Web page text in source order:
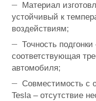
Материал
устойчивый к
воздействиям;
Точность
соответствующая
автомобиля;
Совместимость с
Tesla – отсутствие